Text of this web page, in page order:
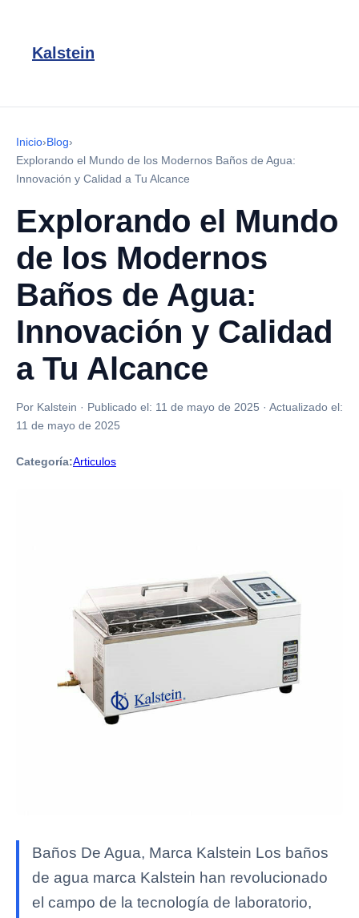
Kalstein
Inicio›Blog›
Explorando el Mundo de los Modernos Baños de Agua:
Innovación y Calidad a Tu Alcance
Explorando el Mundo
de los Modernos
Baños de Agua:
Innovación y Calidad
a Tu Alcance
Por Kalstein · Publicado el: 11 de mayo de 2025 · Actualizado el:
11 de mayo de 2025
Categoría:Articulos
Baños De Agua, Marca Kalstein Los baños
de agua marca Kalstein han revolucionado
el campo de la tecnología de laboratorio,